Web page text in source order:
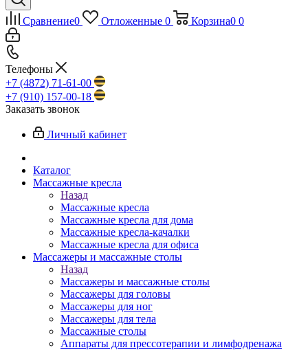
Сравнение0 Отложенные 0 Корзина0 0
Телефоны
+7 (4872) 71-61-00
+7 (910) 157-00-18
Заказать звонок
Личный кабинет
Каталог
Массажные кресла
Назад
Массажные кресла
Массажные кресла для дома
Массажные кресла-качалки
Массажные кресла для офиса
Массажеры и массажные столы
Назад
Массажеры и массажные столы
Массажеры для головы
Массажеры для ног
Массажеры для тела
Массажные столы
Аппараты для прессотерапии и лимфодренажа